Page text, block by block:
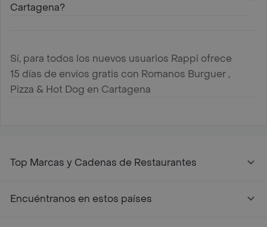
Cartagena?
Sí, para todos los nuevos usuarios Rappi ofrece
15 días de envíos gratis con Romanos Burguer ,
Pizza & Hot Dog en Cartagena
Top Marcas y Cadenas de Restaurantes
Encuéntranos en estos países